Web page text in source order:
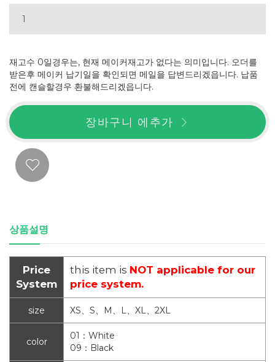
재고수 0일경우는, 현재 메이커재고가 없다는 의미입니다. 오더를
받은후 메이커 납기일을 확인되면 메일을 답변드리겠읍니다. 납품
전에 캔슬할경우 환불해드리겠읍니다.
장바구니 에추가
상품설명
Price
System
this item is NOT applicable for our
price system.
size XS、S、M、L、XL、2XL
color
01：White
09：Black